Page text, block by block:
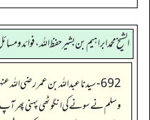
الشيخ محمد ابراهيم بن بشير حفظ الله، فوائد
692- سیدنا عبداللہ بن عمر رضی
وسلم نےسونے کی انگوٹھی پہنی پھر آپ